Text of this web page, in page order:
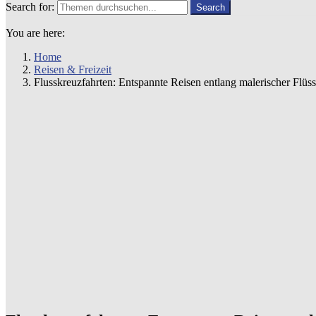
Search for: Search
You are here:
Home
Reisen & Freizeit
Flusskreuzfahrten: Entspannte Reisen entlang malerischer